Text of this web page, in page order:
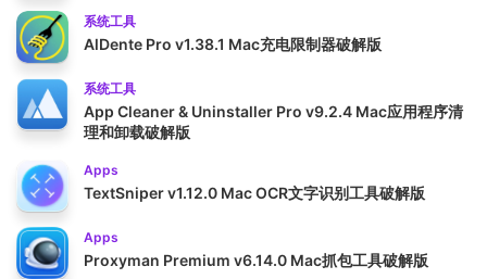
系统工具
AlDente Pro v1.38.1 Mac充电限制器破解版
系统工具
App Cleaner & Uninstaller Pro v9.2.4 Mac应用程序清
理和卸载破解版
Apps
TextSniper v1.12.0 Mac OCR文字识别工具破解版
Apps
Proxyman Premium v6.14.0 Mac抓包工具破解版